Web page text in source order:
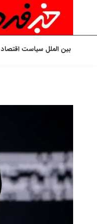
بین الملل سیاست اقتصاد